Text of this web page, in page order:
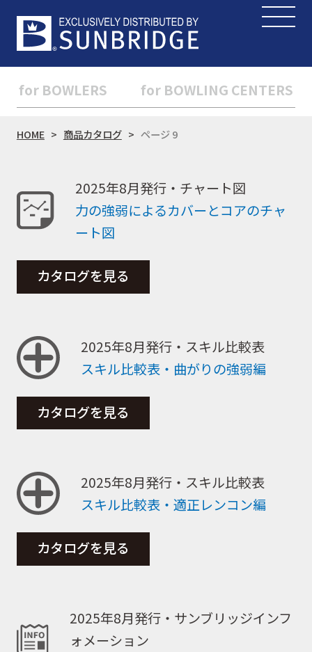
for BOWLERS for BOWLING CENTERS
HOME 商品カタログ ページ 9
2025年8月発行・チャート図
力の強弱によるカバーとコアのチャ
ート図
カタログを見る
2025年8月発行・スキル比較表
スキル比較表・曲がりの強弱編
カタログを見る
2025年8月発行・スキル比較表
スキル比較表・適正レンコン編
カタログを見る
2025年8月発行・サンブリッジインフ
ォメーション